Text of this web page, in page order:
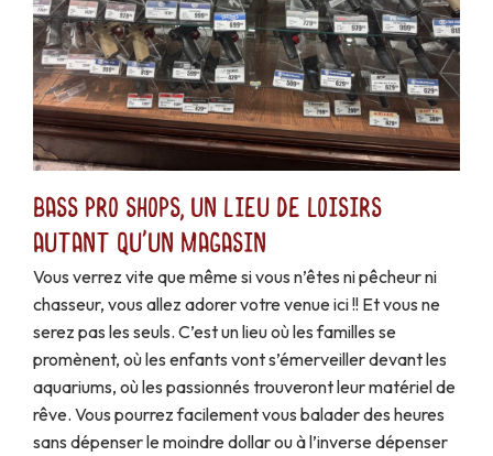
Bass Pro Shops, un lieu de loisirs
autant qu'un magasin
Vous verrez vite que même si vous n’êtes ni pêcheur ni
chasseur, vous allez adorer votre venue ici !! Et vous ne
serez pas les seuls. C’est un lieu où les familles se
promènent, où les enfants vont s’émerveiller devant les
aquariums, où les passionnés trouveront leur matériel de
rêve. Vous pourrez facilement vous balader des heures
sans dépenser le moindre dollar ou à l’inverse dépenser